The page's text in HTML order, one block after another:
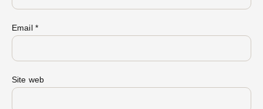
Email *
Site web